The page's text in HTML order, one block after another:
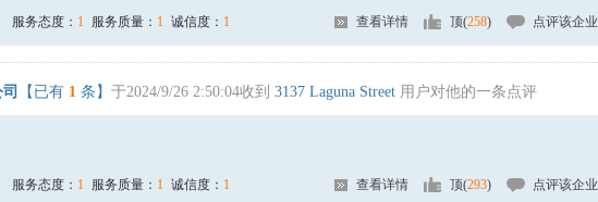
服务态度： 1 服务质量： 1 诚信度： 1 查看详情 顶(258) 点评该企业
【已有 1 条】 于2024/9/26 2:50:04收到 3137 Laguna Street 用户对他的一条点评
服务态度： 1 服务质量： 1 诚信度： 1 查看详情 顶(293) 点评该企业